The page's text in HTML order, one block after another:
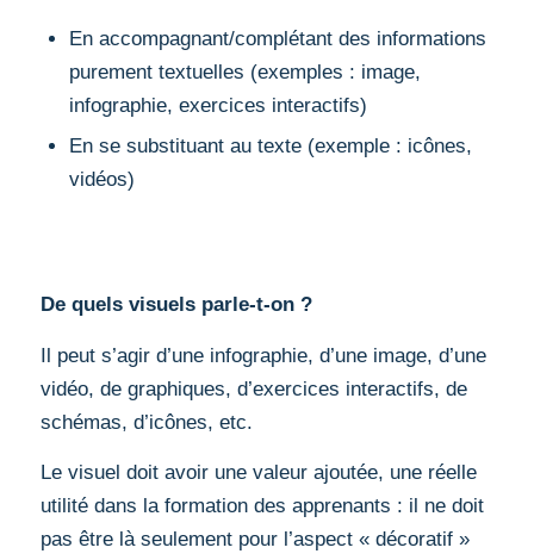
En accompagnant/complétant des informations
purement textuelles (exemples : image,
infographie, exercices interactifs)
En se substituant au texte (exemple : icônes,
vidéos)
De quels visuels parle-t-on ?
Il peut s’agir d’une infographie, d’une image, d’une
vidéo, de graphiques, d’exercices interactifs, de
schémas, d’icônes, etc.
Le visuel doit avoir une valeur ajoutée, une réelle
utilité dans la formation des apprenants : il ne doit
pas être là seulement pour l’aspect « décoratif »